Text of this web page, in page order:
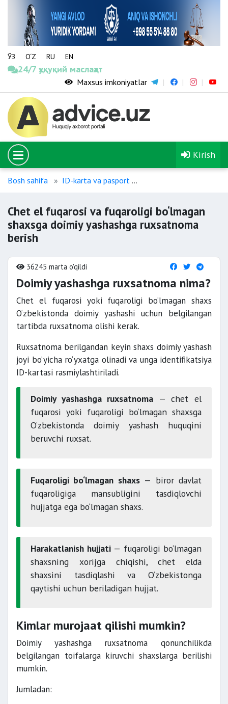
ЎЗ O‘Z RU EN
24/7 ҳуқуқий маслаҳат
Maxsus imkoniyatlar
Kirish
Bosh sahifa ID-karta va pasport
Chet el fuqarosi va fuqaroligi bo‘lmagan
shaxsga doimiy yashashga ruxsatnoma
berish
36245 marta o'qildi
Doimiy yashashga ruxsatnoma nima?
Chet el fuqarosi yoki fuqaroligi bo‘lmagan shaxs
O‘zbekistonda doimiy yashashi uchun belgilangan
tartibda ruxsatnoma olishi kerak.
Ruxsatnoma berilgandan keyin shaxs doimiy yashash
joyi bo‘yicha ro‘yxatga olinadi va unga identifikatsiya
ID-kartasi rasmiylashtiriladi.
Doimiy yashashga ruxsatnoma — chet el
fuqarosi yoki fuqaroligi bo‘lmagan shaxsga
O‘zbekistonda doimiy yashash huquqini
beruvchi ruxsat.
Fuqaroligi bo‘lmagan shaxs— biror davlat
fuqaroligiga mansubligini tasdiqlovchi
hujjatga ega bo‘lmagan shaxs.
Harakatlanish hujjati— fuqaroligi bo‘lmagan
shaxsning xorijga chiqishi, chet elda
shaxsini tasdiqlashi va O‘zbekistonga
qaytishi uchun beriladigan hujjat.
Kimlar murojaat qilishi mumkin?
Doimiy yashashga ruxsatnoma qonunchilikda
belgilangan toifalarga kiruvchi shaxslarga berilishi
mumkin.
Jumladan: